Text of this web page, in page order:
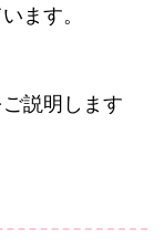
ます。
説明します